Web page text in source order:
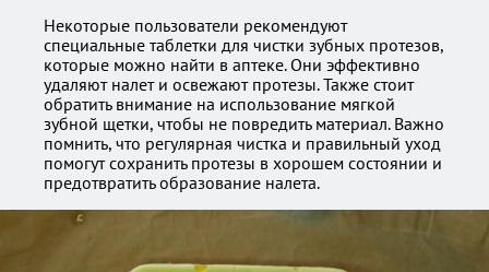
Некоторые пользователи рекомендуют
специальные таблетки для чистки зубных протезов,
которые можно найти в аптеке. Они эффективно
удаляют налет и освежают протезы. Также стоит
обратить внимание на использование мягкой
зубной щетки, чтобы не повредить материал. Важно
помнить, что регулярная чистка и правильный уход
помогут сохранить протезы в хорошем состоянии и
предотвратить образование налета.